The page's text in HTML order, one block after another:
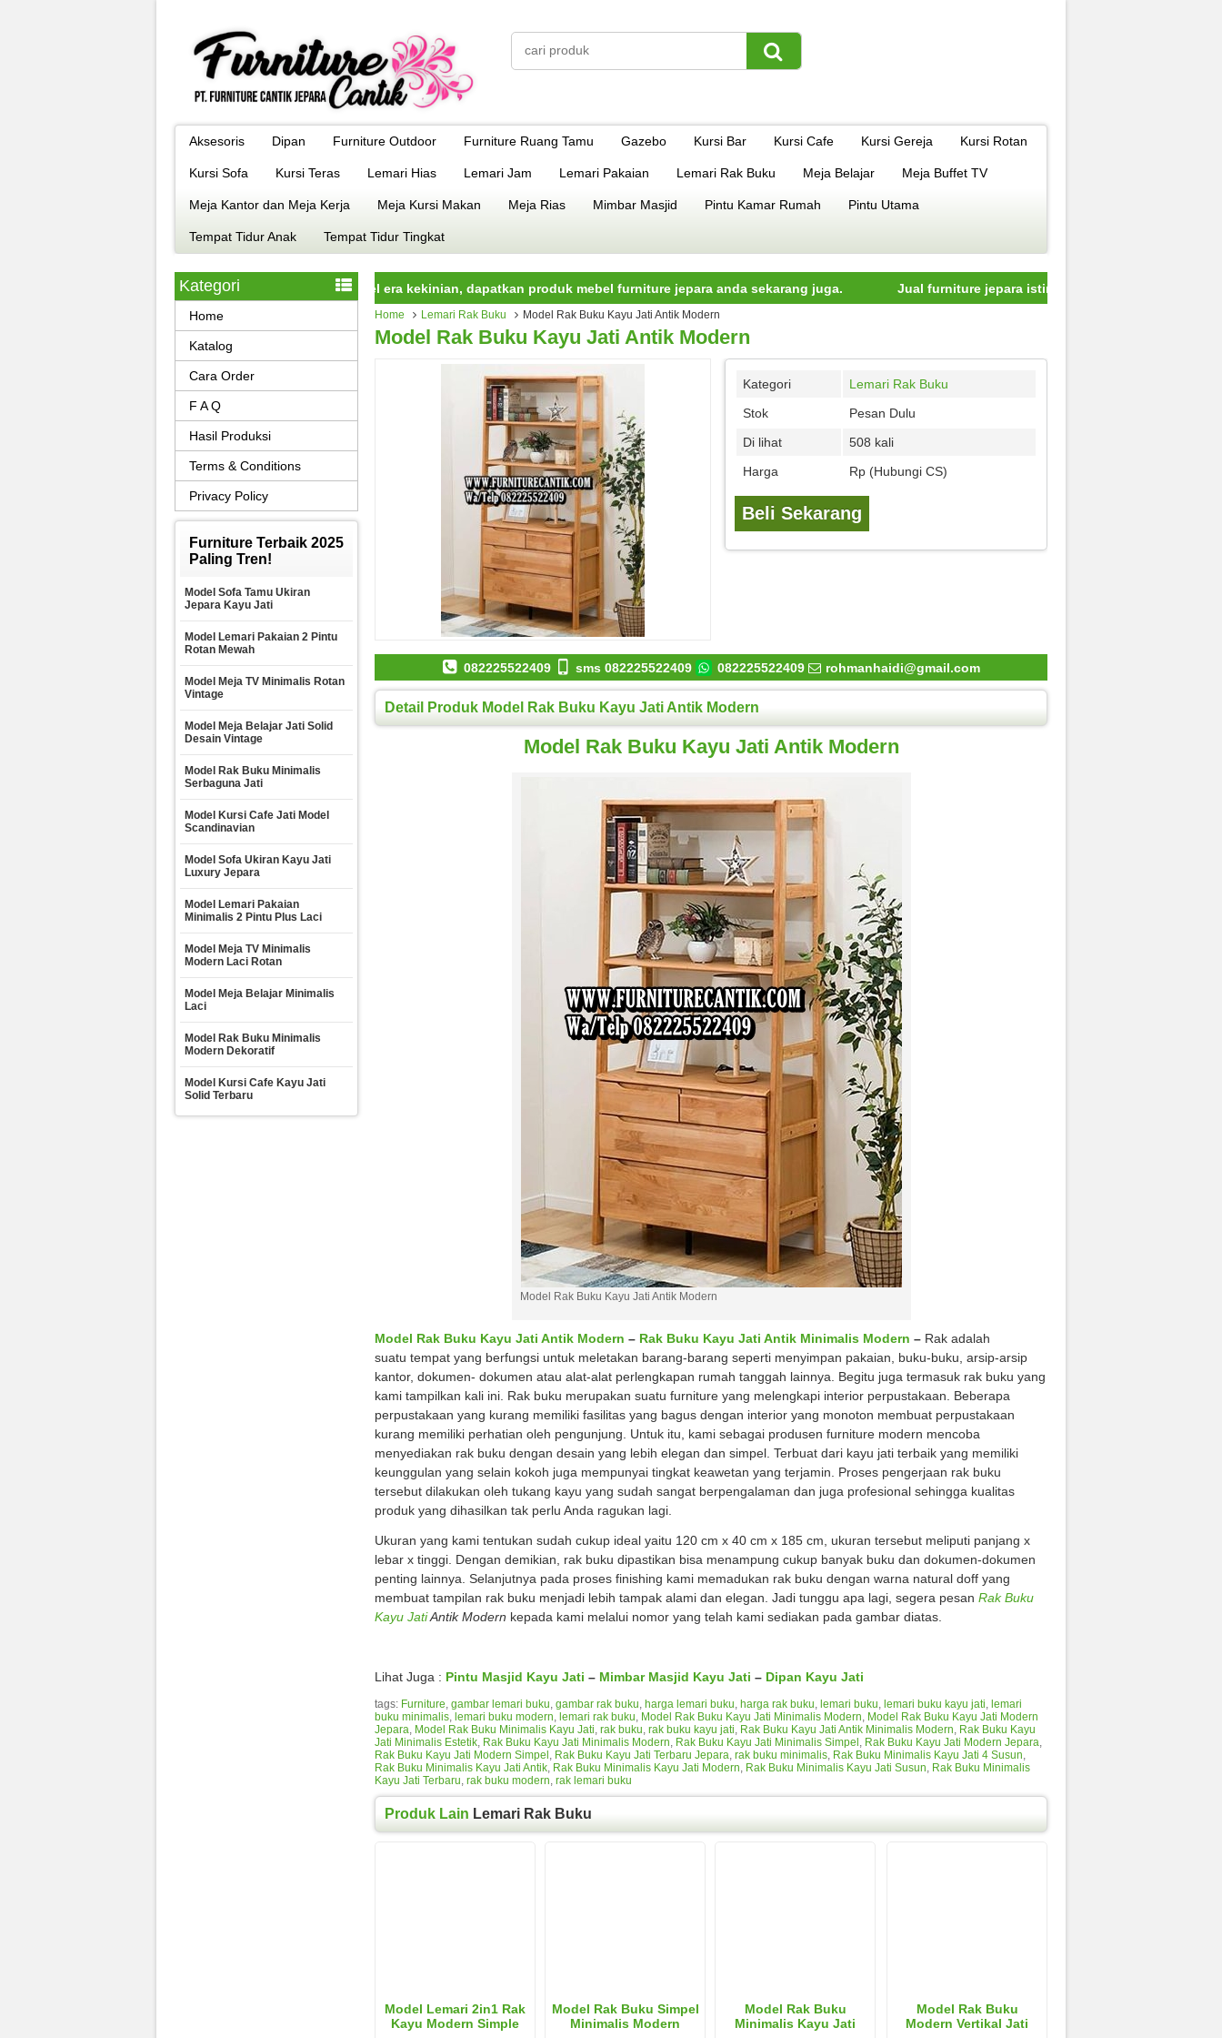
Aksesoris Dipan Furniture Outdoor Furniture Ruang Tamu Gazebo Kursi Bar Kursi Cafe Kursi Gereja Kursi Rotan
Kursi Sofa Kursi Teras Lemari Hias Lemari Jam Lemari Pakaian Lemari Rak Buku Meja Belajar Meja Buffet TV
Meja Kantor dan Meja Kerja Meja Kursi Makan Meja Rias Mimbar Masjid Pintu Kamar Rumah Pintu Utama
Tempat Tidur Anak Tempat Tidur Tingkat
jepara istimewa dengan kualitas terbaik model era kekinian, dapatkan produk mebel furniture jepara anda sekarang juga. Jual furniture jepara istimewa dengan kualitas terbaik
Home Lemari Rak Buku Model Rak Buku Kayu Jati Antik Modern
Model Rak Buku Kayu Jati Antik Modern
Kategori
Lemari Rak Buku
Stok
Pesan Dulu
Di lihat
508 kali
Harga
Rp (Hubungi CS)
Beli Sekarang
082225522409 sms 082225522409 082225522409 rohmanhaidi@gmail.com
Detail Produk Model Rak Buku Kayu Jati Antik Modern
Model Rak Buku Kayu Jati Antik Modern
Model Rak Buku Kayu Jati Antik Modern
Model Rak Buku Kayu Jati Antik Modern – Rak Buku Kayu Jati Antik Minimalis Modern – Rak adalah
suatu tempat yang berfungsi untuk meletakan barang-barang seperti menyimpan pakaian, buku-buku, arsip-arsip
kantor, dokumen- dokumen atau alat-alat perlengkapan rumah tanggah lainnya. Begitu juga termasuk rak buku yang
kami tampilkan kali ini. Rak buku merupakan suatu furniture yang melengkapi interior perpustakaan. Beberapa
perpustakaan yang kurang memiliki fasilitas yang bagus dengan interior yang monoton membuat perpustakaan
kurang memiliki perhatian oleh pengunjung. Untuk itu, kami sebagai produsen furniture modern mencoba
menyediakan rak buku dengan desain yang lebih elegan dan simpel. Terbuat dari kayu jati terbaik yang memiliki
keunggulan yang selain kokoh juga mempunyai tingkat keawetan yang terjamin. Proses pengerjaan rak buku
tersebut dilakukan oleh tukang kayu yang sudah sangat berpengalaman dan juga profesional sehingga kualitas
produk yang dihasilkan tak perlu Anda ragukan lagi.
Ukuran yang kami tentukan sudah cukup ideal yaitu 120 cm x 40 cm x 185 cm, ukuran tersebut meliputi panjang x
lebar x tinggi. Dengan demikian, rak buku dipastikan bisa menampung cukup banyak buku dan dokumen-dokumen
penting lainnya. Selanjutnya pada proses finishing kami memadukan rak buku dengan warna natural doff yang
membuat tampilan rak buku menjadi lebih tampak alami dan elegan. Jadi tunggu apa lagi, segera pesan Rak Buku
Kayu JatiAntik Modern kepada kami melalui nomor yang telah kami sediakan pada gambar diatas.
Lihat Juga : Pintu Masjid Kayu Jati – Mimbar Masjid Kayu Jati – Dipan Kayu Jati
tags: Furniture, gambar lemari buku, gambar rak buku, harga lemari buku, harga rak buku, lemari buku, lemari buku kayu jati, lemari
buku minimalis, lemari buku modern, lemari rak buku, Model Rak Buku Kayu Jati Minimalis Modern, Model Rak Buku Kayu Jati Modern
Jepara, Model Rak Buku Minimalis Kayu Jati, rak buku, rak buku kayu jati, Rak Buku Kayu Jati Antik Minimalis Modern, Rak Buku Kayu
Jati Minimalis Estetik, Rak Buku Kayu Jati Minimalis Modern, Rak Buku Kayu Jati Minimalis Simpel , Rak Buku Kayu Jati Modern Jepara,
Rak Buku Kayu Jati Modern Simpel , Rak Buku Kayu Jati Terbaru Jepara, rak buku minimalis, Rak Buku Minimalis Kayu Jati 4 Susun,
Rak Buku Minimalis Kayu Jati Antik, Rak Buku Minimalis Kayu Jati Modern, Rak Buku Minimalis Kayu Jati Susun, Rak Buku Minimalis
Kayu Jati Terbaru, rak buku modern, rak lemari buku
Produk Lain Lemari Rak Buku
Model Lemari 2in1 Rak
Kayu Modern Simple
Model Rak Buku Simpel
Minimalis Modern
Model Rak Buku
Minimalis Kayu Jati
Model Rak Buku
Modern Vertikal Jati
Kategori
Home
Katalog
Cara Order
F A Q
Hasil Produksi
Terms & Conditions
Privacy Policy
Furniture Terbaik 2025
Paling Tren!
Model Sofa Tamu Ukiran
Jepara Kayu Jati
Model Lemari Pakaian 2 Pintu
Rotan Mewah
Model Meja TV Minimalis Rotan
Vintage
Model Meja Belajar Jati Solid
Desain Vintage
Model Rak Buku Minimalis
Serbaguna Jati
Model Kursi Cafe Jati Model
Scandinavian
Model Sofa Ukiran Kayu Jati
Luxury Jepara
Model Lemari Pakaian
Minimalis 2 Pintu Plus Laci
Model Meja TV Minimalis
Modern Laci Rotan
Model Meja Belajar Minimalis
Laci
Model Rak Buku Minimalis
Modern Dekoratif
Model Kursi Cafe Kayu Jati
Solid Terbaru